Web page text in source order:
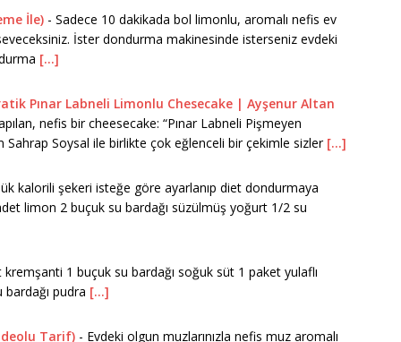
İle) - Sadece 10 dakikada bol limonlu, aromalı nefis ev
İster dondurma makinesinde isterseniz evdeki
[...]
Pınar Labneli Limonlu Chesecake | Ayşenur Altan
nefis bir cheesecake: “Pınar Labneli Pişmeyen
Sahrap Soysal ile birlikte çok eğlenceli bir çekimle sizler [...]
kalorili şekeri isteğe göre ayarlanıp diet dondurmaya
limon 2 buçuk su bardağı süzülmüş yoğurt 1/2 su
1 buçuk su bardağı soğuk süt 1 paket yulaflı
pudra [...]
Tarif) - Evdeki olgun muzlarınızla nefis muz aromalı